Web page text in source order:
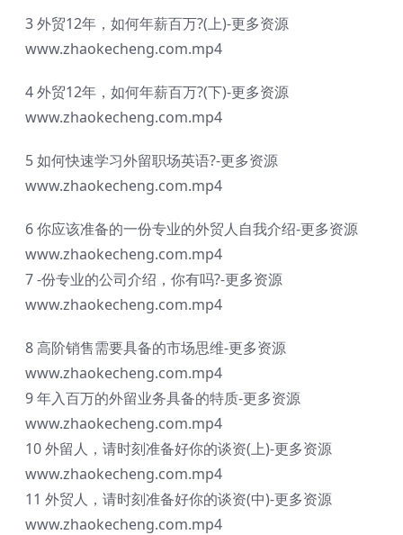
3 外贸12年，如何年薪百万?(上)-更多资源
www.zhaokecheng.com.mp4
4 外贸12年，如何年薪百万?(下)-更多资源
www.zhaokecheng.com.mp4
5 如何快速学习外留职场英语?-更多资源
www.zhaokecheng.com.mp4
6 你应该准备的一份专业的外贸人自我介绍-更多资源
www.zhaokecheng.com.mp4
7 -份专业的公司介绍，你有吗?-更多资源
www.zhaokecheng.com.mp4
8 高阶销售需要具备的市场思维-更多资源
www.zhaokecheng.com.mp4
9 年入百万的外留业务具备的特质-更多资源
www.zhaokecheng.com.mp4
10 外留人，请时刻准备好你的谈资(上)-更多资源
www.zhaokecheng.com.mp4
11 外贸人，请时刻准备好你的谈资(中)-更多资源
www.zhaokecheng.com.mp4